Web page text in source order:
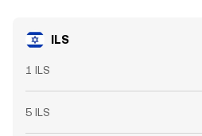
ILS
1 ILS
5 ILS